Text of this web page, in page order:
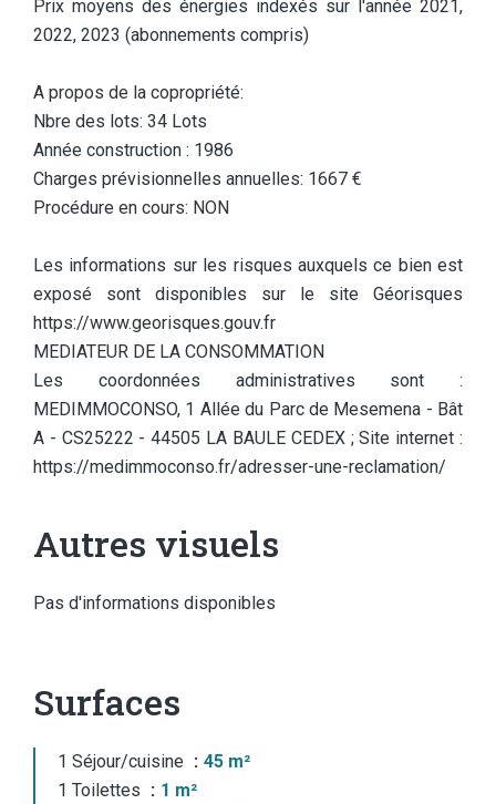
Prix moyens des énergies indexés sur l'année 2021,
2022, 2023 (abonnements compris)
A propos de la copropriété:
Nbre des lots: 34 Lots
Année construction : 1986
Charges prévisionnelles annuelles: 1667 €
Procédure en cours: NON
Les informations sur les risques auxquels ce bien est
exposé sont disponibles sur le site Géorisques
https://www.georisques.gouv.fr
MEDIATEUR DE LA CONSOMMATION
Les coordonnées administratives sont :
MEDIMMOCONSO, 1 Allée du Parc de Mesemena - Bât
A - CS25222 - 44505 LA BAULE CEDEX ; Site internet :
https://medimmoconso.fr/adresser-une-reclamation/
Autres visuels
Pas d'informations disponibles
Surfaces
1 Séjour/cuisine
45 m²
1 Toilettes
1 m²